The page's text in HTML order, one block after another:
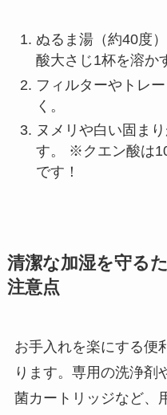
ぬるま湯（約40度
酸大さじ1杯を溶か
フィルターやトレ
く。
ヌメリや白い固ま
す。 ※クエン酸は
です！
清潔な加湿を守る
注意点
お手入れを楽にする便
ります。専用の洗浄剤
菌カートリッジなど、